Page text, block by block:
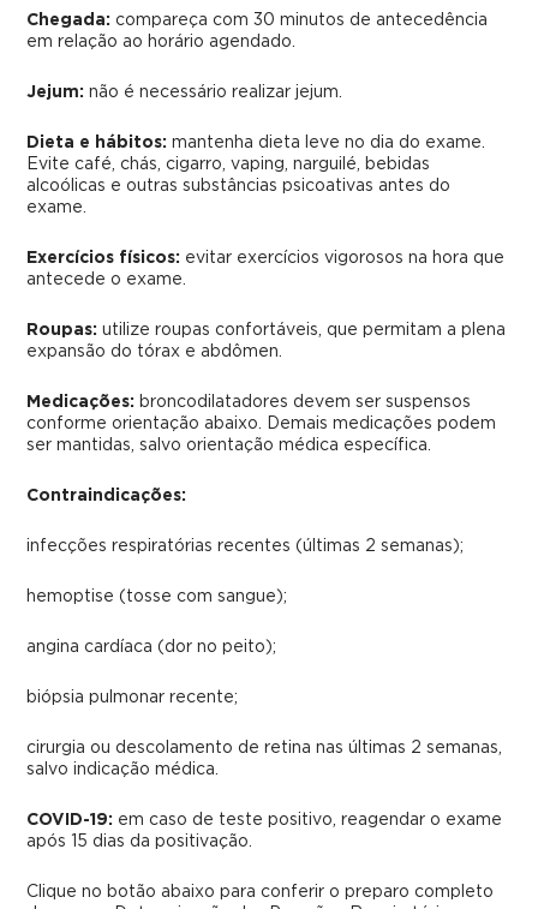
Chegada: compareça com 30 minutos de antecedência
em relação ao horário agendado.
Jejum: não é necessário realizar jejum.
Dieta e hábitos: mantenha dieta leve no dia do exame.
Evite café, chás, cigarro, vaping, narguilé, bebidas
alcoólicas e outras substâncias psicoativas antes do
exame.
Exercícios físicos: evitar exercícios vigorosos na hora que
antecede o exame.
Roupas: utilize roupas confortáveis, que permitam a plena
expansão do tórax e abdômen.
Medicações: broncodilatadores devem ser suspensos
conforme orientação abaixo. Demais medicações podem
ser mantidas, salvo orientação médica específica.
Contraindicações:
infecções respiratórias recentes (últimas 2 semanas);
hemoptise (tosse com sangue);
angina cardíaca (dor no peito);
biópsia pulmonar recente;
cirurgia ou descolamento de retina nas últimas 2 semanas,
salvo indicação médica.
COVID-19: em caso de teste positivo, reagendar o exame
após 15 dias da positivação.
Clique no botão abaixo para conferir o preparo completo